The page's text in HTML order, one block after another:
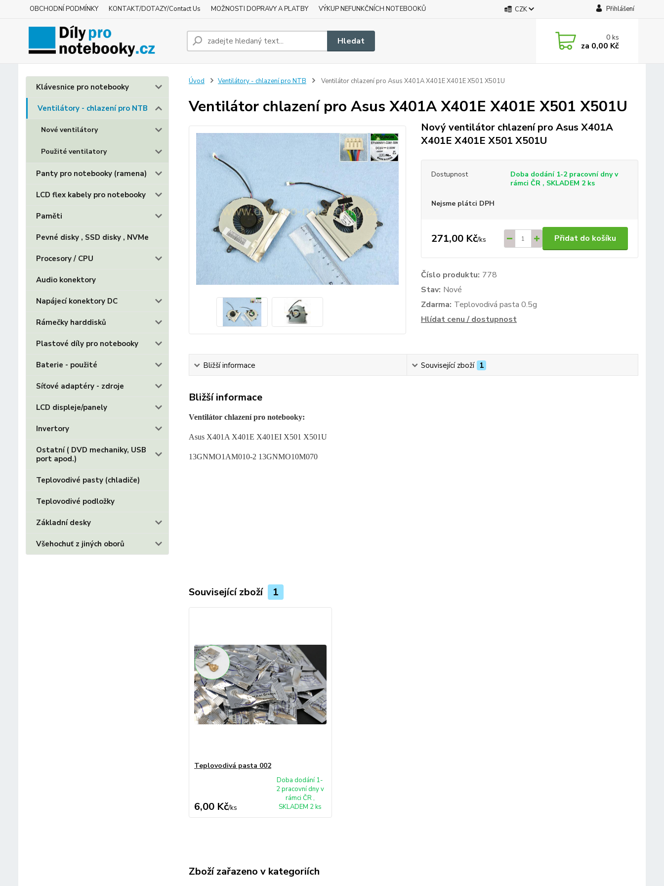
OBCHODNÍ PODMÍNKY KONTAKT/DOTAZY/Contact Us MOŽNOSTI DOPRAVY A PLATBY VÝKUP NEFUNKČNÍCH NOTEBOOKŮ CZK Přihlášení
Hledat 0ks
za 0,00 Kč
Klávesnice pro notebooky
Ventilátory - chlazení pro NTB
Nové ventilátory
Použité ventilatory
Panty pro notebooky (ramena)
LCD flex kabely pro notebooky
Paměti
Pevné disky , SSD disky , NVMe
Procesory / CPU
Audio konektory
Napájecí konektory DC
Rámečky harddisků
Plastové díly pro notebooky
Baterie - použité
Síťové adaptéry - zdroje
LCD displeje/panely
Invertory
Ostatní ( DVD mechaniky, USB
port apod.)
Teplovodivé pasty (chladiče)
Teplovodivé podložky
Základní desky
Všehochuť z jiných oborů
Úvod Ventilátory - chlazení pro NTB Ventilátor chlazení pro Asus X401A X401E X401E X501 X501U
Ventilátor chlazení pro Asus X401A X401E X401E X501 X501U
Nový ventilátor chlazení pro Asus X401A
X401E X401E X501 X501U
Dostupnost
Doba dodání 1-2 pracovní dny v
rámci ČR , SKLADEM 2 ks
Nejsme plátci DPH
271,00 Kč/ks Přidat do košíku
Číslo produktu: 778
Stav: Nové
Zdarma: Teplovodivá pasta 0.5g
Hlídat cenu / dostupnost
Bližší informace Související zboží 1
Bližší informace
Ventilátor chlazení pro notebooky:
Asus X401A X401E X401EI X501 X501U
13GNMO1AM010-2 13GNMO10M070
Související zboží 1
Teplovodivá pasta 002
6,00 Kč/ks
Doba dodání 1-
2 pracovní dny v
rámci ČR ,
SKLADEM 2 ks
Zboží zařazeno v kategoriích